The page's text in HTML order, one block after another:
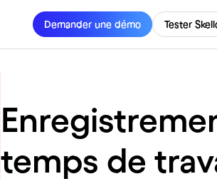
Demander une démo Tester
temps de